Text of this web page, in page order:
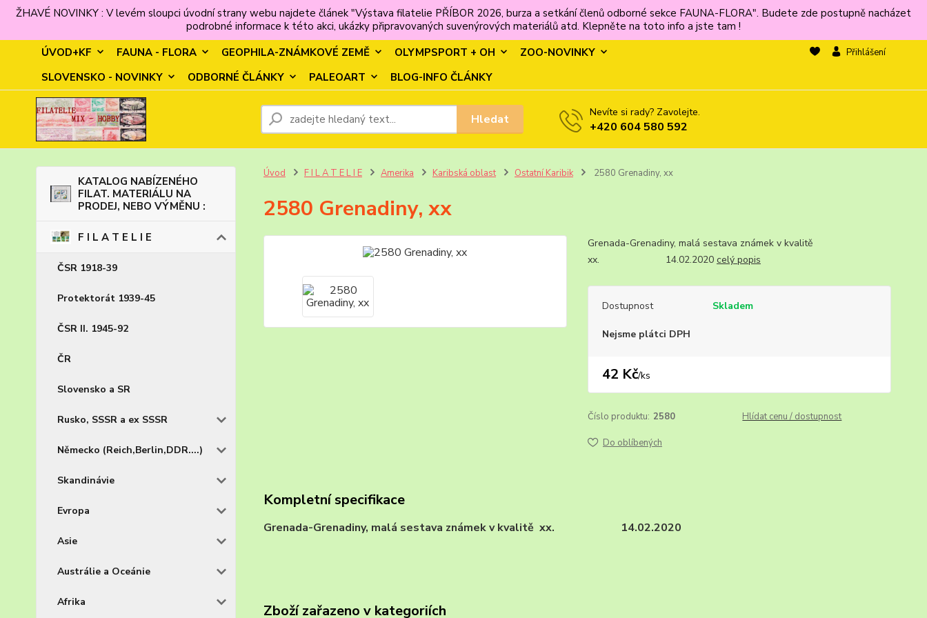
ŽHAVÉ NOVINKY : V levém sloupci úvodní strany webu najdete článek "Výstava filatelie PŘÍBOR 2026, burza a setkání členů odborné sekce FAUNA-FLORA". Budete zde postupně nacházet
podrobné informace k této akci, ukázky připravovaných suvenýrových materiálů atd. Klepněte na toto info a jste tam !
ÚVOD+KF
FAUNA - FLORA GEOPHILA-ZNÁMKOVÉ ZEMĚ OLYMPSPORT + OH
ZOO-NOVINKY
SLOVENSKO - NOVINKY
ODBORNÉ ČLÁNKY PALEOART BLOG-INFO ČLÁNKY
Přihlášení
Hledat Nevíte si rady? Zavolejte.
+420 604 580 592
KATALOG NABÍZENÉHO
FILAT. MATERIÁLU NA
PRODEJ, NEBO VÝMĚNU :
F I L A T E L I E
ČSR 1918-39
Protektorát 1939-45
ČSR II. 1945-92
ČR
Slovensko a SR
Rusko, SSSR a ex SSSR
Německo (Reich,Berlin,DDR....)
Skandinávie
Evropa
Asie
Austrálie a Oceánie
Afrika
Úvod F I L A T E L I E Amerika Karibská oblast Ostatní Karibik 2580 Grenadiny, xx
2580 Grenadiny, xx
Grenada-Grenadiny, malá sestava známek v kvalitě
xx. 14.02.2020 celý popis
Dostupnost Skladem
Nejsme plátci DPH
42 Kč/ks
Číslo produktu: 2580 Hlídat cenu / dostupnost
Do oblíbených
Kompletní specifikace
Grenada-Grenadiny, malá sestava známek v kvalitě xx. 14.02.2020
Zboží zařazeno v kategoriích